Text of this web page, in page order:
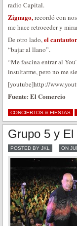
radio Capital.
Zignago,recordó con
me hace retroceder y
De otro lado,el cantautor
“bajar al llano”.
“Me fascina entrar al
insultarme, pero no me
[youtube]http://
Fuente: El Comercio
CONCIERTOS & FIESTAS
Grupo 5 y
POSTED BY JKL ON